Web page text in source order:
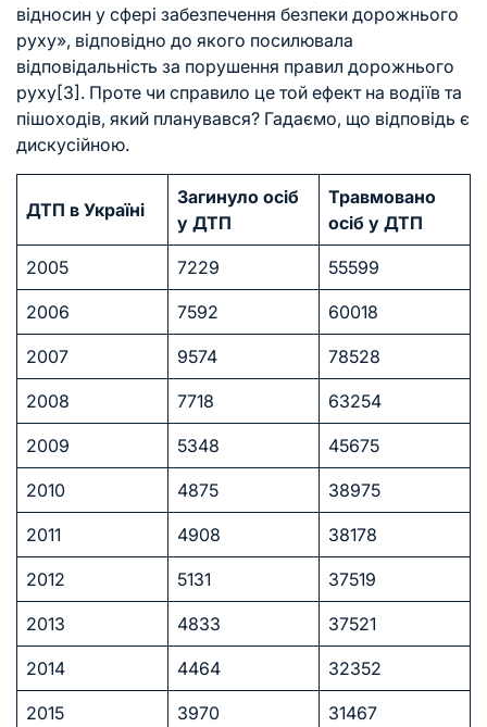
відносин у сфері забезпечення безпеки дорожнього
руху», відповідно до якого посилювала
відповідальність за порушення правил дорожнього
руху[3] . Проте чи справило це той ефект на водіїв та
пішоходів, який планувався? Гадаємо, що відповідь є
дискусійною.
ДТП в Україні
Загинуло осіб
у ДТП
Травмовано
осіб у ДТП
2005 7229 55599
2006 7592 60018
2007 9574 78528
2008 7718 63254
2009 5348 45675
2010 4875 38975
2011 4908 38178
2012 5131 37519
2013 4833 37521
2014 4464 32352
2015 3970 31467